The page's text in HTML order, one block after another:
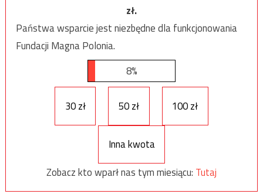
zł.
Państwa wsparcie jest niezbędne dla funkcjonowania
Fundacji Magna Polonia.
8%
30 zł 50 zł 100 zł
Inna kwota
Zobacz kto wparł nas tym miesiącu: Tutaj